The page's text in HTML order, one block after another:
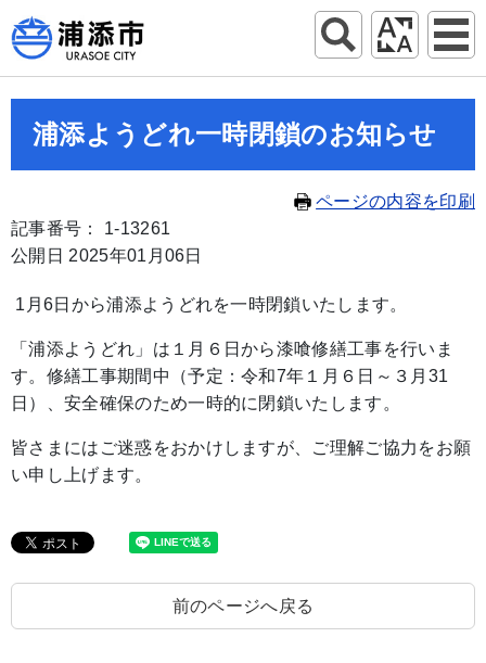
浦添ようどれ一時閉鎖のお知らせ
ページの内容を印刷
記事番号： 1-13261
公開日 2025年01月06日
1月6日から浦添ようどれを一時閉鎖いたします。
「浦添ようどれ」は１月６日から漆喰修繕工事を行いま
す。修繕工事期間中（予定：令和7年１月６日～３月31
日）、安全確保のため一時的に閉鎖いたします。
皆さまにはご迷惑をおかけしますが、ご理解ご協力をお願
い申し上げます。
前のページへ戻る